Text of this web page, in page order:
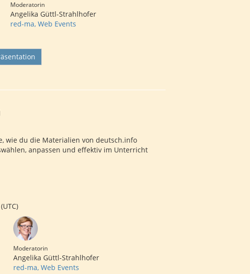
Moderatorin
Angelika Güttl-Strahlhofer
red-ma, Web Events
wie du die Materialien von deutsch.info
anpassen und effektiv im Unterricht
Moderatorin
Angelika Güttl-Strahlhofer
red-ma, Web Events